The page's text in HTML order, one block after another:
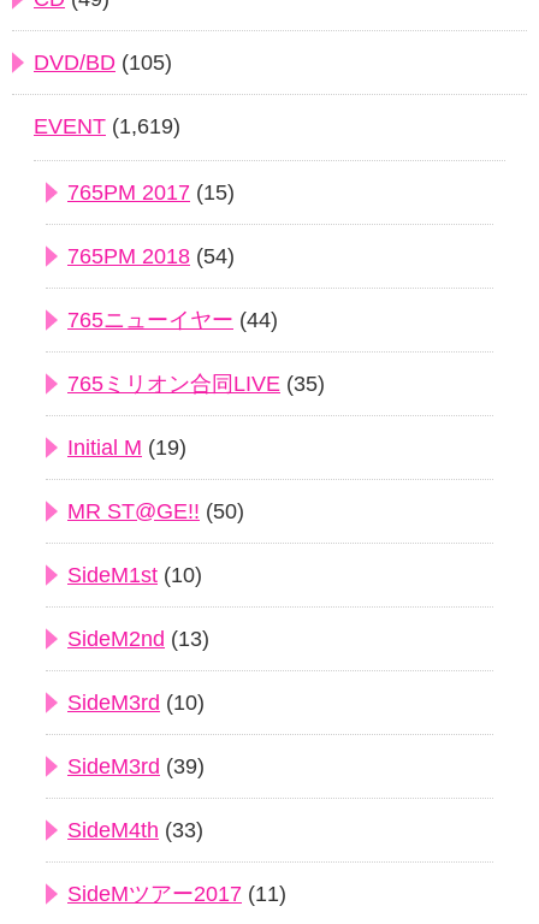
DVD/BD (105)
EVENT (1,619)
765PM 2017 (15)
765PM 2018 (54)
765ニューイヤー (44)
765ミリオン合同LIVE (35)
Initial M (19)
MR ST@GE!! (50)
SideM1st (10)
SideM2nd (13)
SideM3rd (10)
SideM3rd (39)
SideM4th (33)
SideMツアー2017 (11)